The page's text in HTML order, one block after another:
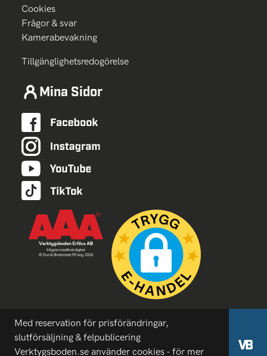
Cookies
Frågor & svar
Kamerabevakning
Tillgänglighetsredogörelse
Mina Sidor
Med reservation för prisförändringar,
slutförsäljning & felpublicering
Verktygsboden.se använder cookies - för mer